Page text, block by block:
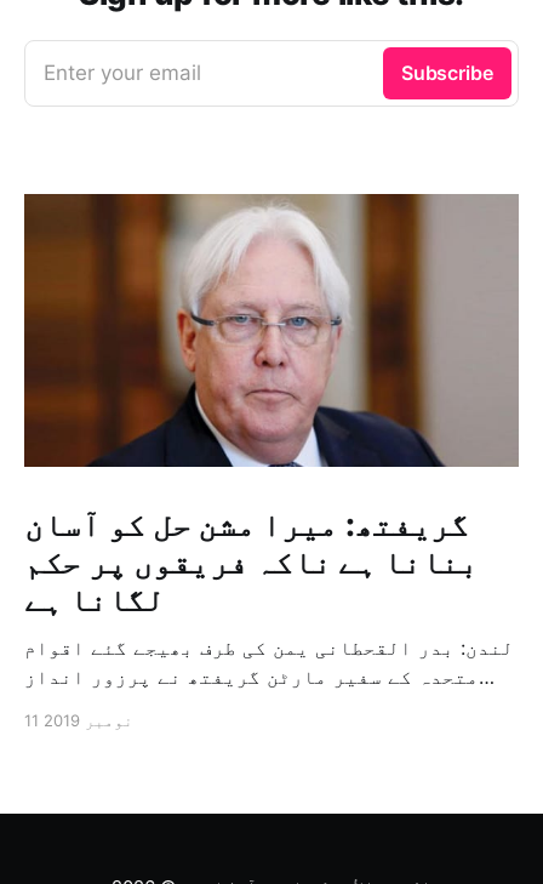
Enter your email Subscribe
گریفتھ: میرا مشن حل کو آسان
بنانا ہے ناکہ فریقوں پر حکم
لگانا ہے
لندن: بدر القحطانی یمن کی طرف بھیجے گئے اقوام
متحدہ کے سفیر مارٹن گریفتھ نے پرزور انداز
ثالثی اور اس کشمکش کی حدبندی کرنے کے لئے ایک
11 نومبر 2019